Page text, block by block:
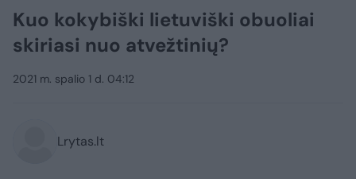
Kuo kokybiški lietuviški obuoliai
skiriasi nuo atvežtinių?
2021 m. spalio 1 d. 04:12
Lrytas.lt